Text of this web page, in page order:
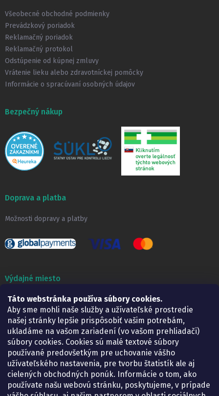
Táto webstránka používa súbory cookies.
Aby sme mohli naše služby a užívateľské prostredie
našej stránky lepšie prispôsobiť vašim potrebám,
ukladáme na vašom zariadení (vo vašom prehliadači)
súbory cookies. Cookies sú malé textové súbory
používané predovšetkým pre uchovanie vášho
užívateľského nastavenia, pre tvorbu štatistík ale aj
cielených obchodných ponúk. Informácie o tom, ako
používate našu webovú stránku, poskytujeme, v prípade
Všeobecné obchodné podmienky
Prevádzkový poriadok
Reklamačný poriadok
Reklamačný protokol
Odstúpenie od kúpnej zmluvy
Vrátenie lieku alebo zdravotníckej pomôcky
Informácie o spracúvaní osobných údajov
Bezpečný nákup
Doprava a platba
Možnosti dopravy a platby
Výdajné miesto
Lekáreň ADONAI
Košice – Smetanova 2
Pondelok:
07.30 – 15.30 h.
Utorok:
07.30 – 16.00 h.
Streda:
07.30 – 16.00 h.
Štvrtok:
07.30 – 15.30 h.
Piatok:
07.30 – 15.30 h.
KONTAKT